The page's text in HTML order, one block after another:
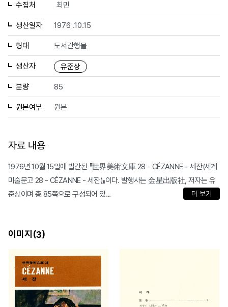
수집처 최민
생산일자 1976 .10.15
형태 도서간행물
생산자 유준상
분량 85
원본여부 원본
자료 내용
1976년 10월 15일에 발간된 『世界美術文庫 28 - CÉZANNE - 세잔(세계
미술문고 28 - CÉZANNE - 세잔)』이다. 발행사는 金星出版社, 저자는 유
준상이며 총 85쪽으로 구성되어 있...
더 보기
이미지(3)